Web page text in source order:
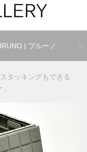
| ブルーノ
タッキングもできる